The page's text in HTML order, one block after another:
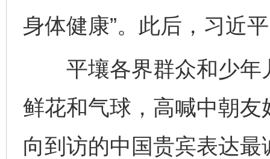
身体健康”。此后，习近
平壤各界群众和少年
鲜花和气球，高喊中朝
向到访的中国贵宾表达